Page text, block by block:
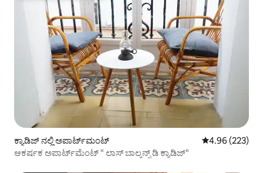
ಕ್ಯಾಡಿಜ್ ನಲ್ಲಿ ಅಪಾರ್ಟ್‌ಮಂಟ್ 5 ರಲ್ಲಿ 4.96
4.96 (223)
ಆಕರ್ಷಕ ಅಪಾರ್ಟ್‌ಮೆಂಟ್ " ಲಾಸ್ ಬಾಲ್ಕನ್ಸ್ ಡಿ ಕ್ಯಾಡಿಜ್"